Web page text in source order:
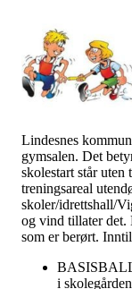
Lindesnes
gymsalen. Det
skolestart står
treningsareal
skoler/idrettshall/
og vind tillater det.
som er berørt.
BASISBALL
i